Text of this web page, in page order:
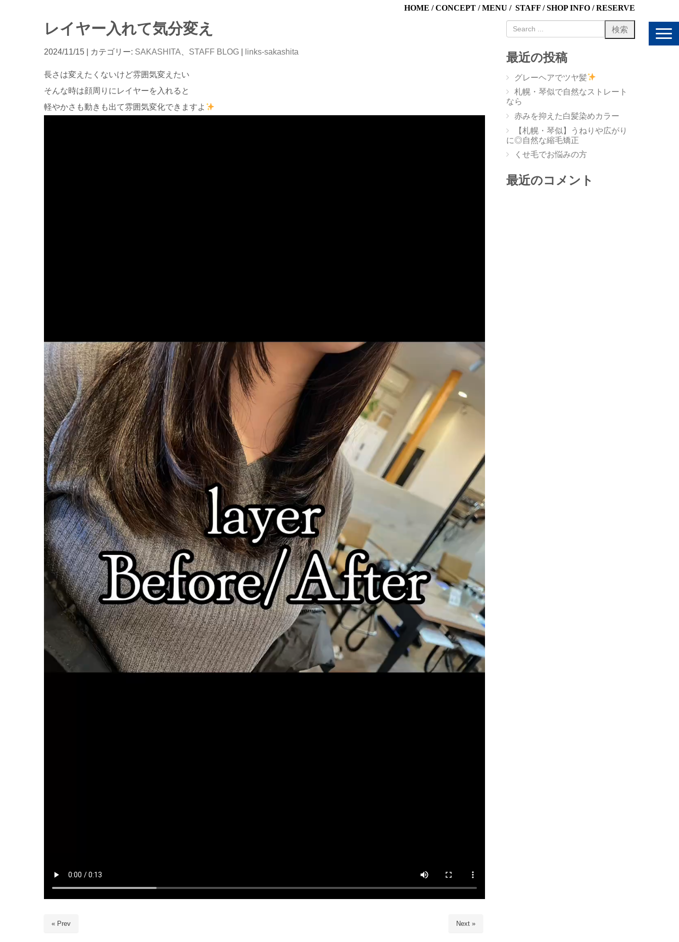
HOME /CONCEPT /MENU / STAFF /SHOP INFO /RESERVE
N
レイヤー入れて気分変え
2024/11/15 | カテゴリー: SAKASHITA STAFF BLOG links-sakashita
長さは変えたくないけど雰囲気変えたい
そんな時は顔周りにレイヤーを入れると
軽やかさも動きも出て雰囲気変化できますよ
« Prev Next »
最近の投稿
グレーヘアでツヤ髪
札幌・琴似で自然なストレート
なら
赤みを抑えた白髪染めカラー
【札幌・琴似】うねりや広がり
に◎自然な縮毛矯正
くせ毛でお悩みの方
最近のコメント